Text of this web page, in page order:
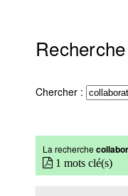
Recherche
Chercher :
La recherche
1 mots clé(s)